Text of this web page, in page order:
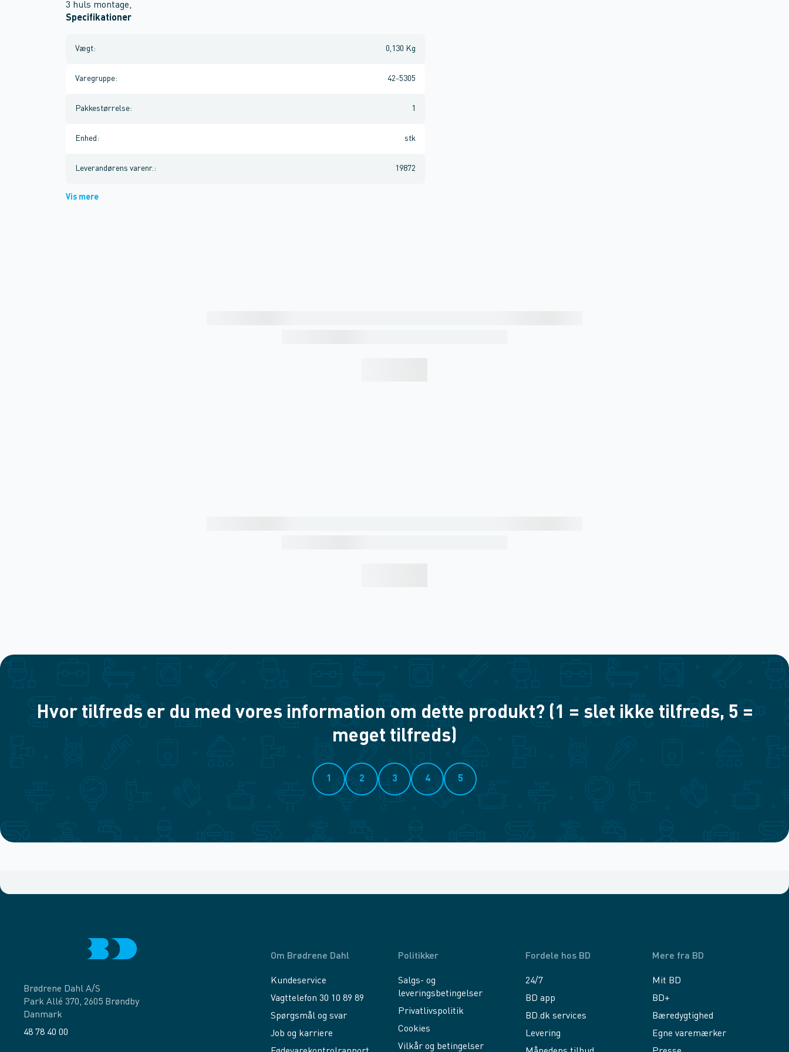
3 huls montage,
Specifikationer
Vægt: 0,130 Kg
Varegruppe: 42-5305
Pakkestørrelse: 1
Enhed : stk
Leverandørens varenr. : 19872
Vis mere
Hvor tilfreds er du med vores information om dette produkt? (1 = slet ikke tilfreds, 5 =
meget tilfreds)
1 2 3 4 5
Brødrene Dahl A/S
Park Allé 370, 2605 Brøndby
Danmark
48 78 40 00
Om Brødrene Dahl
Kundeservice
Vagttelefon 30 10 89 89
Spørgsmål og svar
Job og karriere
Politikker
Salgs- og
leveringsbetingelser
Privatlivspolitik
Cookies
Vilkår og betingelser
Fordele hos BD
24/7
BD app
BD.dk services
Levering
Mere fra BD
Mit BD
BD+
Bæredygtighed
Egne varemærker